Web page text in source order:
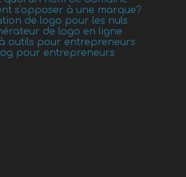
s'opposer à une marque?
de logo pour les nuls
de logo en ligne
outils pour entrepreneurs
pour entrepreneurs